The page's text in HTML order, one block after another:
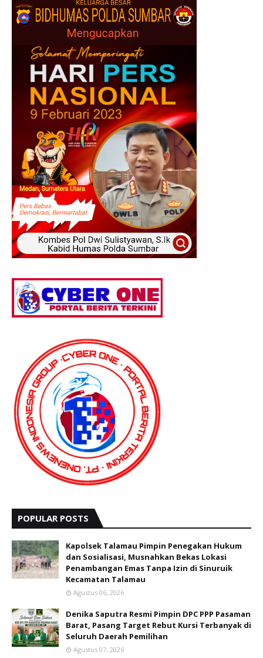
POPULAR POSTS
Kapolsek Talamau Pimpin Penegakan Hukum
dan Sosialisasi, Musnahkan Bekas Lokasi
Penambangan Emas Tanpa Izin di Sinuruik
Kecamatan Talamau
Agustus 06, 2026
Denika Saputra Resmi Pimpin DPC PPP Pasaman
Barat, Pasang Target Rebut Kursi Terbanyak di
Seluruh Daerah Pemilihan
Agustus 07, 2026